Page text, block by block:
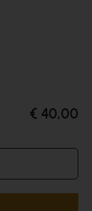
€ 40,00